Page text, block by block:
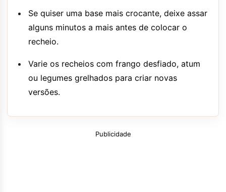
Se quiser uma base mais crocante, deixe assar
alguns minutos a mais antes de colocar o
recheio.
Varie os recheios com frango desfiado, atum
ou legumes grelhados para criar novas
versões.
Publicidade